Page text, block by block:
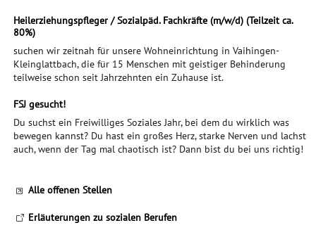
Heilerziehungspfleger / Sozialpäd. Fachkräfte (m/w/d) (Teilzeit ca.
80%)
suchen wir zeitnah für unsere Wohneinrichtung in Vaihingen-
Kleinglattbach, die für 15 Menschen mit geistiger Behinderung
teilweise schon seit Jahrzehnten ein Zuhause ist.
FSJ gesucht!
Du suchst ein Freiwilliges Soziales Jahr, bei dem du wirklich was
bewegen kannst? Du hast ein großes Herz, starke Nerven und lachst
auch, wenn der Tag mal chaotisch ist? Dann bist du bei uns richtig!
Alle offenen Stellen
Erläuterungen zu sozialen Berufen